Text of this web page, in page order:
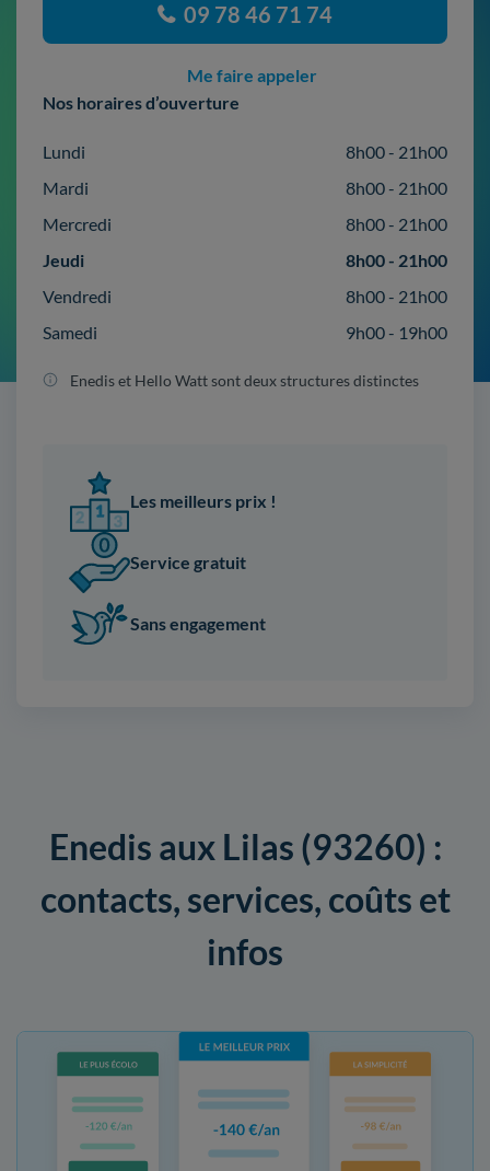
09 78 46 71 74
Me faire appeler
Nos horaires d’ouverture
Lundi
8h00 - 21h00
Mardi
8h00 - 21h00
Mercredi
8h00 - 21h00
Jeudi
8h00 - 21h00
Vendredi
8h00 - 21h00
Samedi
9h00 - 19h00
Enedis et Hello Watt sont deux structures distinctes
Les meilleurs prix !
Service gratuit
Sans engagement
Enedis aux Lilas (93260) :
contacts, services, coûts et
infos